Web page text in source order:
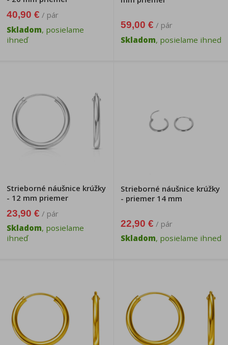
40,90 € / pár
Skladom, posielame
ihneď
59,00 € / pár
Skladom, posielame ihneď
Strieborné náušnice krúžky
- 12 mm priemer
23,90 € / pár
Skladom, posielame
ihneď
Strieborné náušnice krúžky
- priemer 14 mm
22,90 € / pár
Skladom, posielame ihneď